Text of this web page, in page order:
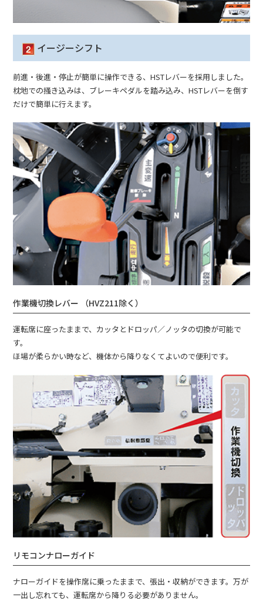
イージーシフト
前進・後進・停止が簡単に操作できる、HSTレバーを採用しました。
枕地での掻き込みは、ブレーキペダルを踏み込み、HSTレバーを倒す
だけで簡単に行えます。
作業機切換レバー （HVZ211除く）
運転席に座ったままで、カッタとドロッパ／ノッタの切換が可能で
す。
ほ場が柔らかい時など、機体から降りなくてよいので便利です。
リモコンナローガイド
ナローガイドを操作席に乗ったままで、張出・収納ができます。万が
一出し忘れても、運転席から降りる必要がありません。